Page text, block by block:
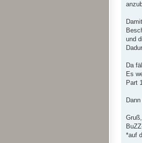
und
Da
Es
Part
Gruß,
*auf